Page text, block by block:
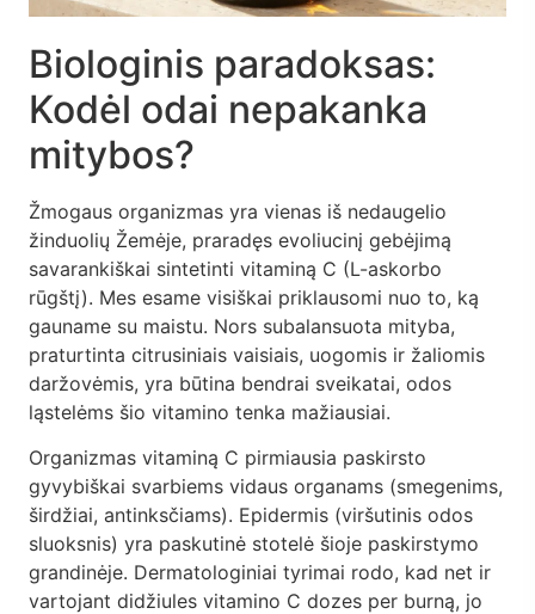
Biologinis paradoksas:
Kodėl odai nepakanka
mitybos?
Žmogaus organizmas yra vienas iš nedaugelio
žinduolių Žemėje, praradęs evoliucinį gebėjimą
savarankiškai sintetinti vitaminą C (L-askorbo
rūgštį). Mes esame visiškai priklausomi nuo to, ką
gauname su maistu. Nors subalansuota mityba,
praturtinta citrusiniais vaisiais, uogomis ir žaliomis
daržovėmis, yra būtina bendrai sveikatai, odos
ląstelėms šio vitamino tenka mažiausiai.
Organizmas vitaminą C pirmiausia paskirsto
gyvybiškai svarbiems vidaus organams (smegenims,
širdžiai, antinksčiams). Epidermis (viršutinis odos
sluoksnis) yra paskutinė stotelė šioje paskirstymo
grandinėje. Dermatologiniai tyrimai rodo, kad net ir
vartojant didžiules vitamino C dozes per burną, jo